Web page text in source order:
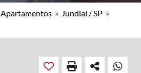
Apartamentos » Jundiaí / SP »